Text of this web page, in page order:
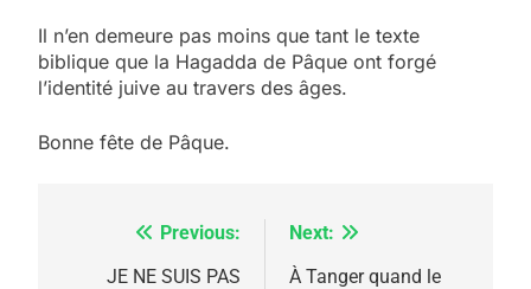
Il n’en demeure pas moins que tant le texte
biblique que la Hagadda de Pâque ont forgé
l’identité juive au travers des âges.
Bonne fête de Pâque.
NavigationPrevious:
JE NE SUIS PAS
Next:
À Tanger quand le